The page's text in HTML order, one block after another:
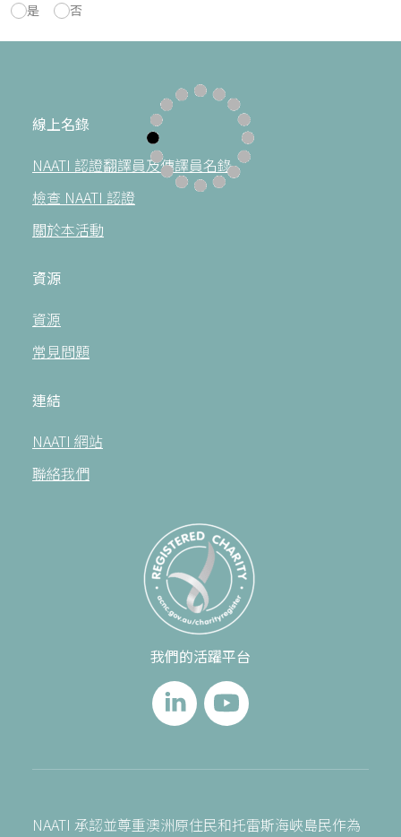
是 否
線上名錄
NAATI 認證翻譯員及傳譯員名錄
檢查 NAATI 認證
關於本活動
資源
資源
常見問題
連結
NAATI 網站
聯絡我們
我們的活躍平台
NAATI 承認並尊重澳洲原住民和托雷斯海峽島民作為